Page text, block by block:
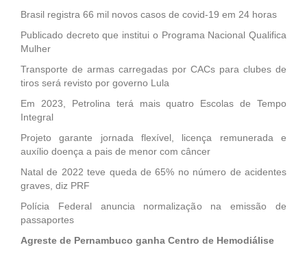
Brasil registra 66 mil novos casos de covid-19 em 24 horas
Publicado decreto que institui o Programa Nacional Qualifica
Mulher
Transporte de armas carregadas por CACs para clubes de
tiros será revisto por governo Lula
Em 2023, Petrolina terá mais quatro Escolas de Tempo
Integral
Projeto garante jornada flexível, licença remunerada e
auxílio doença a pais de menor com câncer
Natal de 2022 teve queda de 65% no número de acidentes
graves, diz PRF
Polícia Federal anuncia normalização na emissão de
passaportes
Agreste de Pernambuco ganha Centro de Hemodiálise